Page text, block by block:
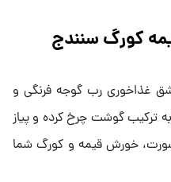
کورگ سنندج
غذاخوری رب گوجه فرنگی و
ترکیب گوشت چرخ کرده و پیاز
خورش قیمه و کورگ شما